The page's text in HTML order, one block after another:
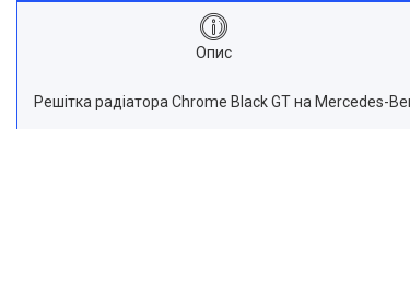
Опис
Решітка радіатора Chrome Black GT на Mercedes-